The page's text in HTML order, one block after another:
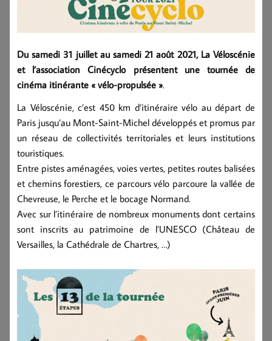
Du samedi 31 juillet au samedi 21 août 2021, La Véloscénie
et l’association Cinécyclo présentent une tournée de
cinéma itinérante « vélo-propulsée ».
La Véloscénie, c’est 450 km d’itinéraire vélo au départ de
Paris jusqu’au Mont-Saint-Michel développés et promus par
un réseau de collectivités territoriales et leurs institutions
touristiques.
Entre pistes aménagées, voies vertes, petites routes balisées
et chemins forestiers, ce parcours vélo parcoure la vallée de
Chevreuse, le Perche et le bocage Normand.
Avec sur l’itinéraire de nombreux monuments dont certains
sont inscrits au patrimoine de l’UNESCO (Château de
Versailles, la Cathédrale de Chartres, …)